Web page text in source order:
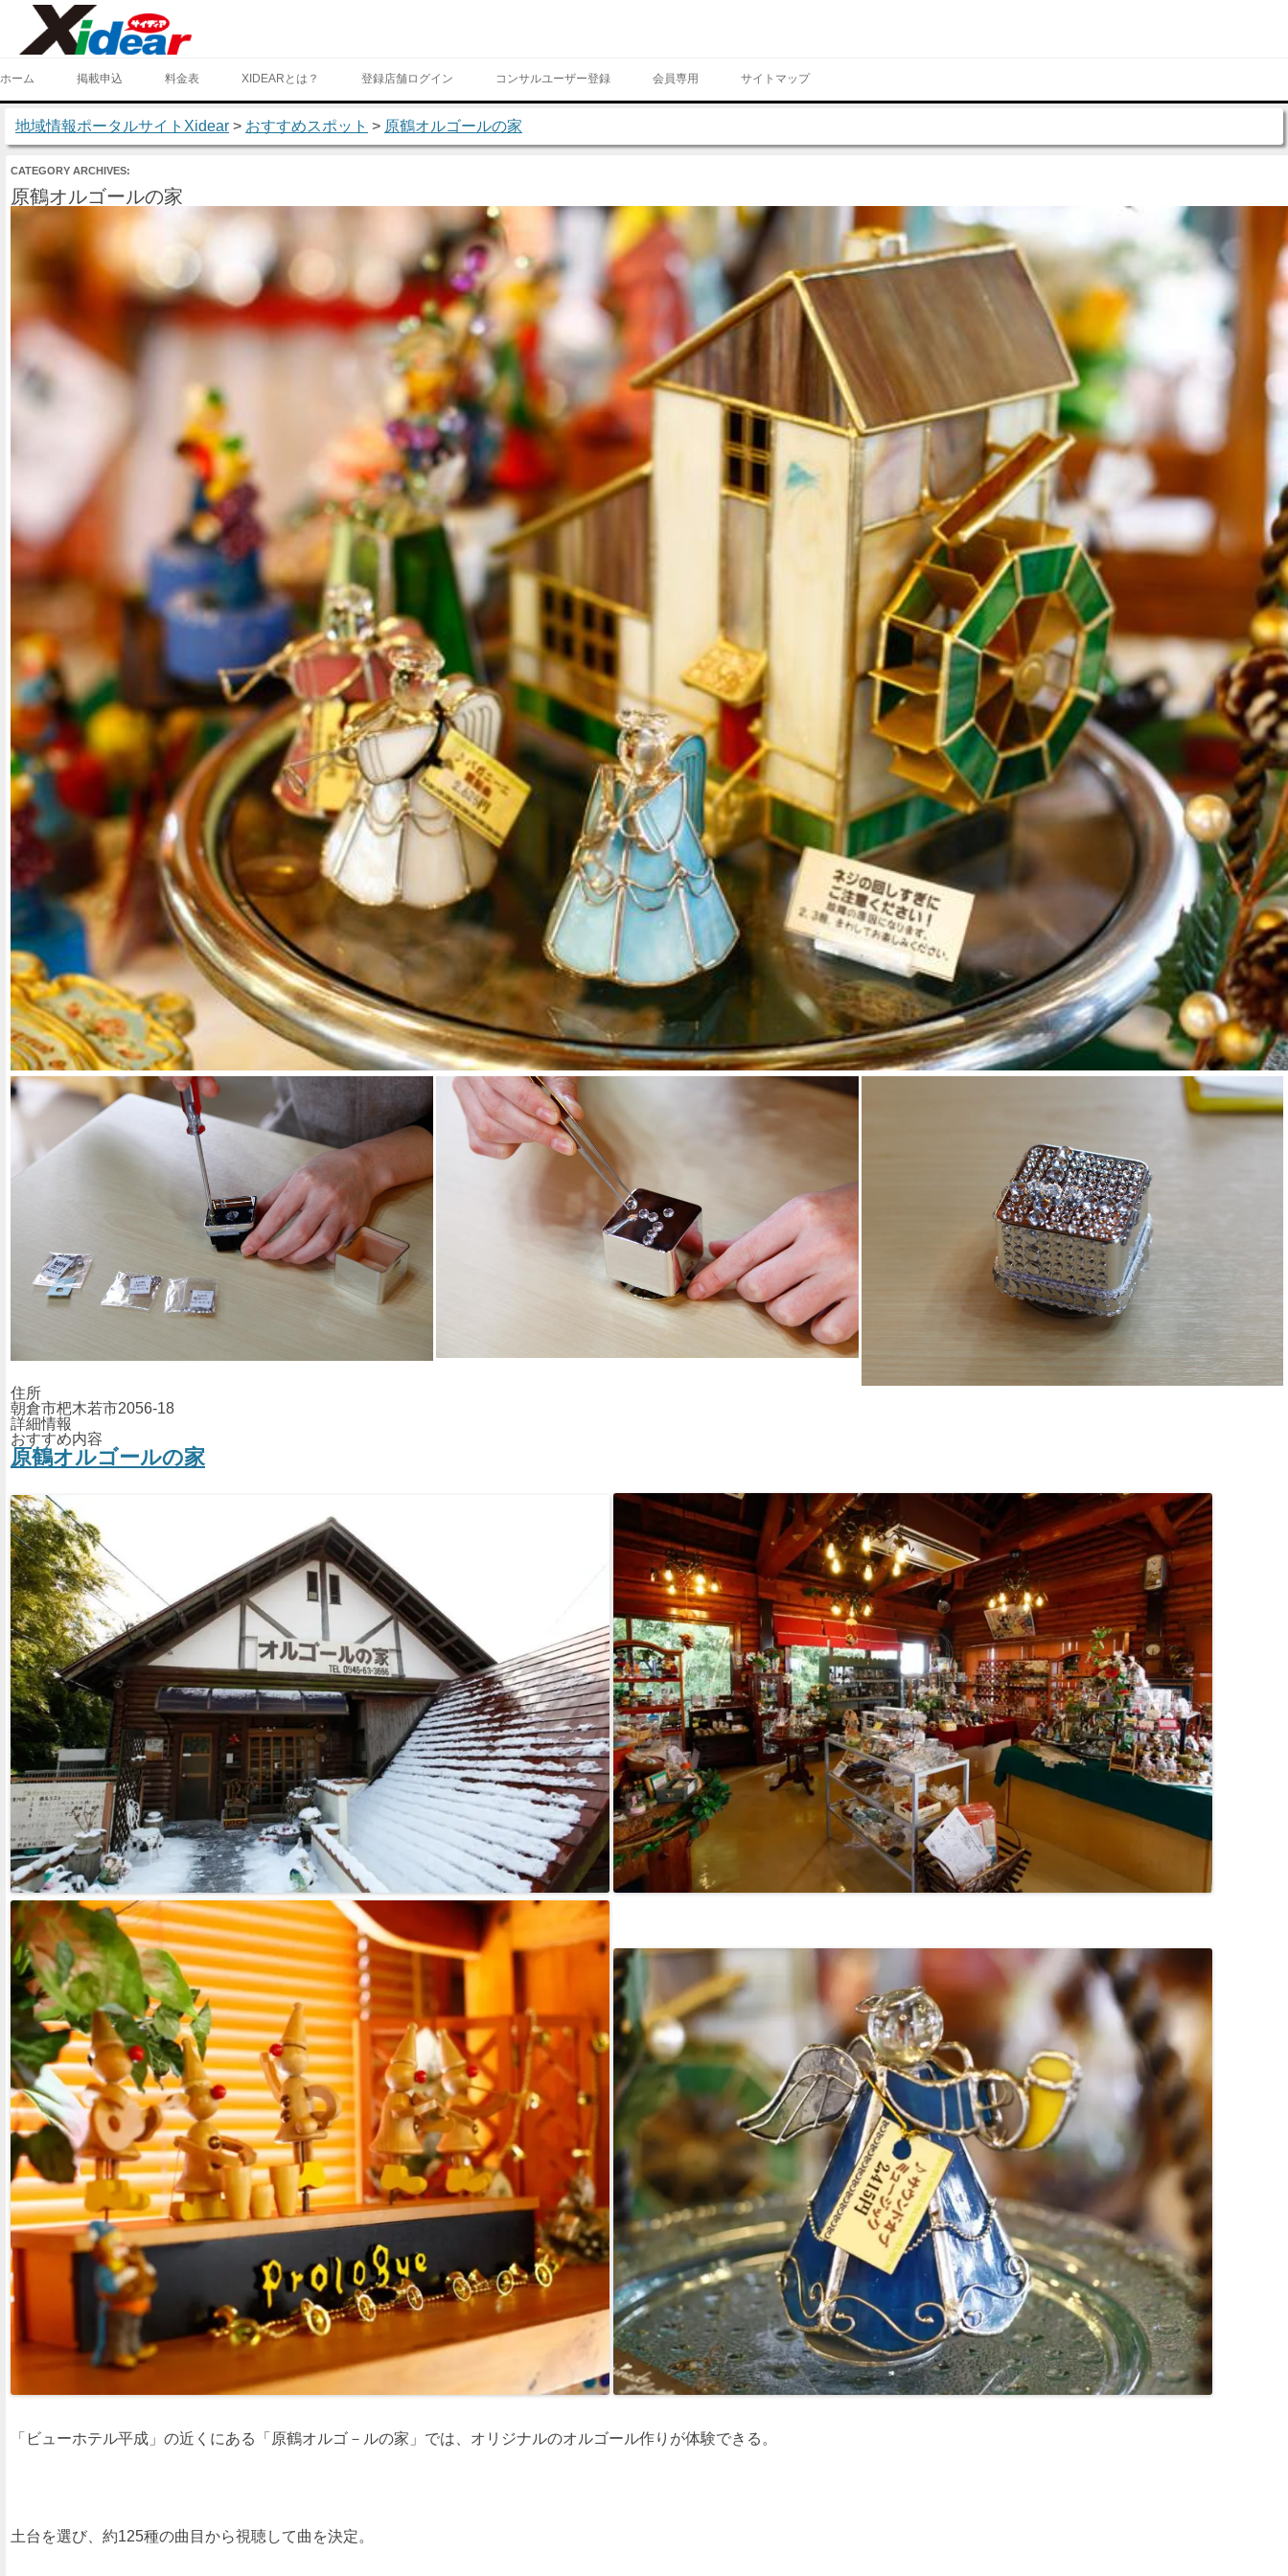
ホーム 掲載申込 料金表 XIDEARとは？ 登録店舗ログイン コンサルユーザー登録 会員専用 サイトマップ
地域情報ポータルサイトXidear > おすすめスポット > 原鶴オルゴールの家
CATEGORY ARCHIVES:
原鶴オルゴールの家
住所
朝倉市杷木若市2056-18
詳細情報
おすすめ内容
原鶴オルゴールの家
「ビューホテル平成」の近くにある「原鶴オルゴ－ルの家」では、オリジナルのオルゴール作りが体験できる。
土台を選び、約125種の曲目から視聴して曲を決定。